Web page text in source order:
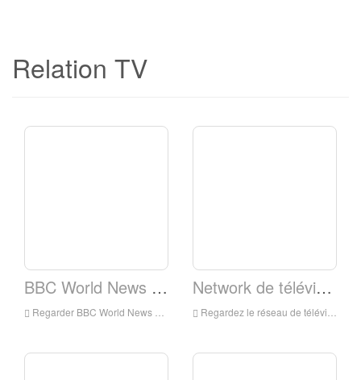
Relation TV
BBC World News TV
Regarder BBC World News TV en direct en ligne, BBC World News TV HD Streaming en direct, BBC World News TV Watch Live TV de l'Angleterre
Network de télévision elshaddai
Regardez le réseau de télévision Elshaddai en direct en ligne, réseau de télévision Eilshaddai HD Streaming en direct, réseau de télévision elshaddai, regarder la télévision en direct de l'Angleterre